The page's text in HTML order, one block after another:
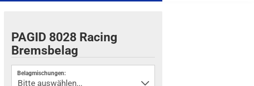
PAGID 8028 Racing
Bremsbelag
Belagmischungen: